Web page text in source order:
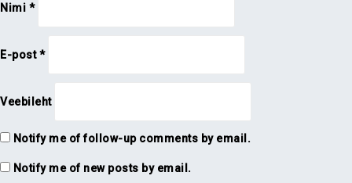
Nimi *
E-post*
Veebileht
Notify me of follow-up comments by email.
Notify me of new posts by email.